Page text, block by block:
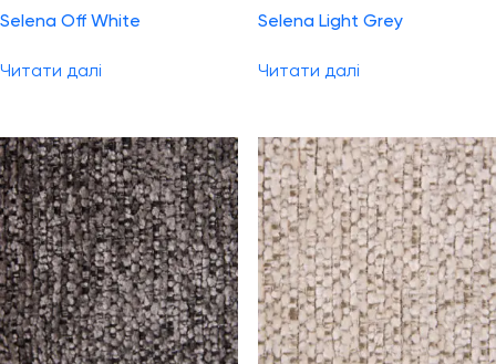
Selena Off White
Читати далі
Selena Light Grey
Читати далі